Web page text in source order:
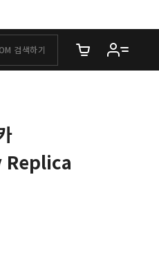
장바구니에 담은
Replica